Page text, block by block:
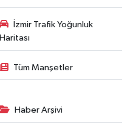
İzmir Trafik Yoğunluk
Haritası
Tüm Manşetler
Haber Arşivi